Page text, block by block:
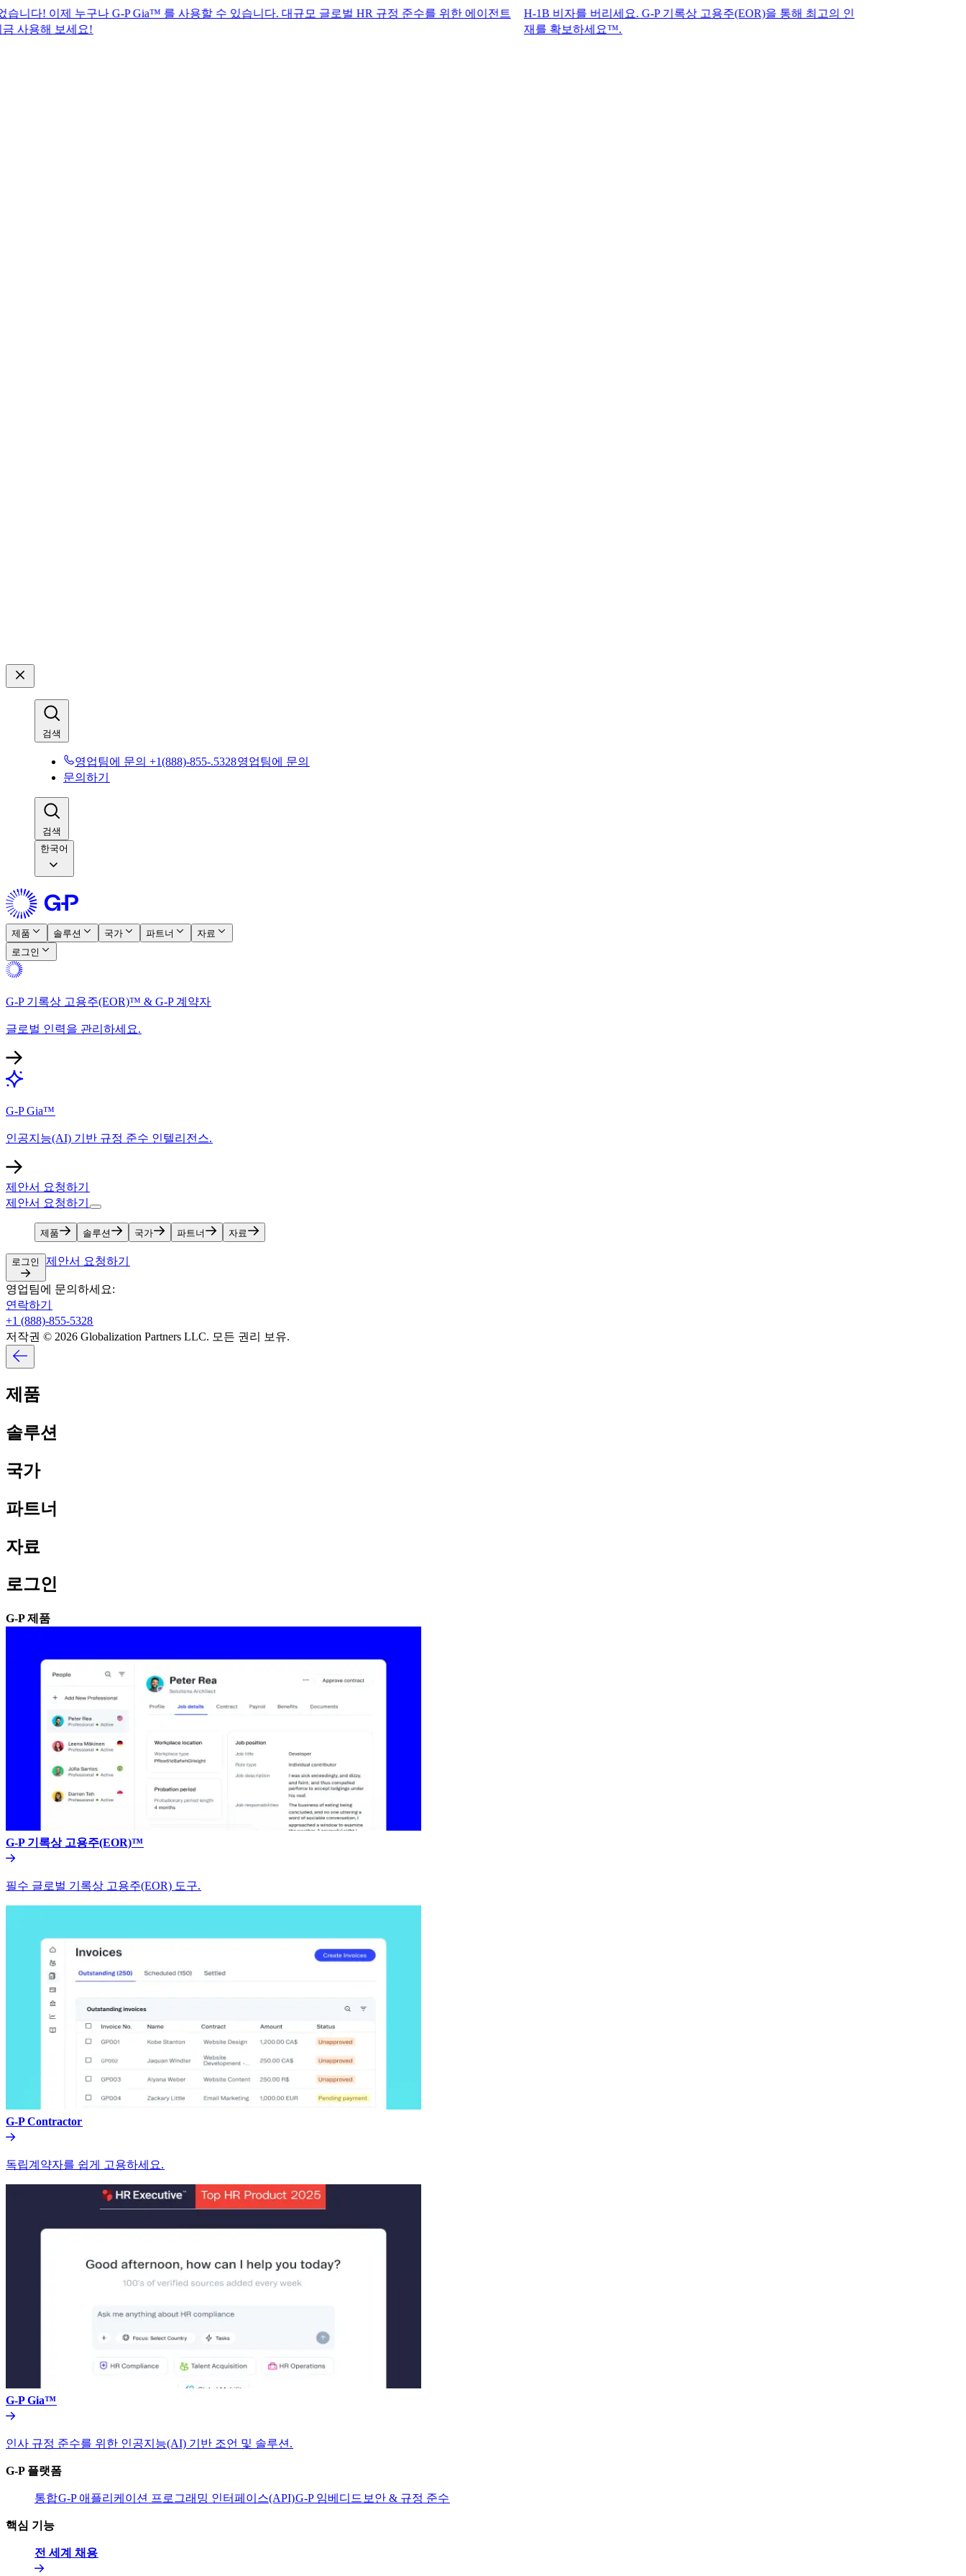
제 누구나 G-P Gia™ 를 사용할 수 있습니다. 대규모 글로벌 HR 규정 준수를 위한 에이전트
보세요!​​
H-1B 비자를 버리세요. G-P 기록상 고용주(EOR)을 통해 최고의 인
재를 확보하세요™.​​
검색​​
영업팀에 문의 +1(888)-855-.5328​​영업팀에 문의​​
문의하기​​
검색​​
한국어
제품​​ 솔루션​​ 국가​​ 파트너​​
자료​​
로그인​​
G-P 기록상 고용주(EOR)™ & G-P 계약자​​
글로벌 인력을 관리하세요.​​
G-P Gia™​​
인공지능(AI) 기반 규정 준수 인텔리전스.​​
제안서 요청하기​​
제안서 요청하기​​
제품​​ 솔루션​​ 국가​​ 파트너​​ 자료​​
로그인​​ 제안서 요청하기​​
영업팀에 문의하세요:​​
연락하기​​
+1 (888)-855-5328​​
저작권 © 2026 Globalization Partners LLC. 모든 권리 보유.​​
제품​​
솔루션​​
국가​​
파트너​​
자료​​
로그인​​
G-P 제품​​
G-P 기록상 고용주(EOR)™​​
필수 글로벌 기록상 고용주(EOR) 도구.​​
G-P Contractor​​
독립계약자를 쉽게 고용하세요.​​
G-P Gia™​​
인사 규정 준수를 위한 인공지능(AI) 기반 조언 및 솔루션.​​
G-P 플랫폼​​
통합​​G-P 애플리케이션 프로그래밍 인터페이스(API)​​G-P 임베디드​​ 보안 & 규정 준수​​
핵심 기능​​
전 세계 채용​​